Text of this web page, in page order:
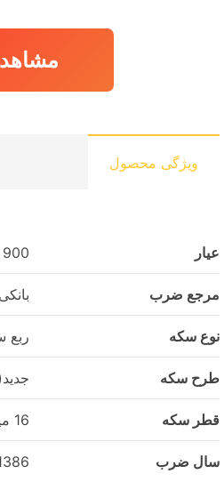
ویژگی محصول
عیار 900
مرجع ضرب بانکی
نوع سکه ربع
طرح سکه
قطر سکه 16 میلی‌متر
سال ضرب